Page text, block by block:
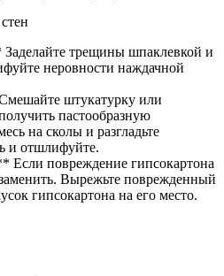
трещины шпаклевкой и
неровности наждачной
штукатурку или
пастообразную
на сколы и разгладьте
и отшлифуйте.
Если повреждение гипсокартона
Вырежьте поврежденный
гипсокартона на его место.